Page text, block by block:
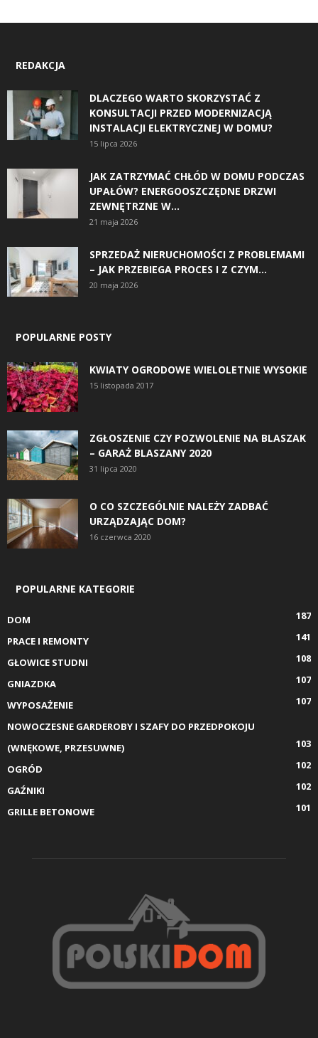
REDAKCJA
DLACZEGO WARTO SKORZYSTAĆ Z
KONSULTACJI PRZED MODERNIZACJĄ
INSTALACJI ELEKTRYCZNEJ W DOMU?
15 lipca 2026
JAK ZATRZYMAĆ CHŁÓD W DOMU PODCZAS
UPAŁÓW? ENERGOOSZCZĘDNE DRZWI
ZEWNĘTRZNE W...
21 maja 2026
SPRZEDAŻ NIERUCHOMOŚCI Z PROBLEMAMI
– JAK PRZEBIEGA PROCES I Z CZYM...
20 maja 2026
POPULARNE POSTY
KWIATY OGRODOWE WIELOLETNIE WYSOKIE
15 listopada 2017
ZGŁOSZENIE CZY POZWOLENIE NA BLASZAK
– GARAŻ BLASZANY 2020
31 lipca 2020
O CO SZCZEGÓLNIE NALEŻY ZADBAĆ
URZĄDZAJĄC DOM?
16 czerwca 2020
POPULARNE KATEGORIE
DOM
187
PRACE I REMONTY
141
GŁOWICE STUDNI
108
GNIAZDKA
107
WYPOSAŻENIE
107
NOWOCZESNE GARDEROBY I SZAFY DO PRZEDPOKOJU
(WNĘKOWE, PRZESUWNE)
103
OGRÓD
102
GAŹNIKI
102
GRILLE BETONOWE
101